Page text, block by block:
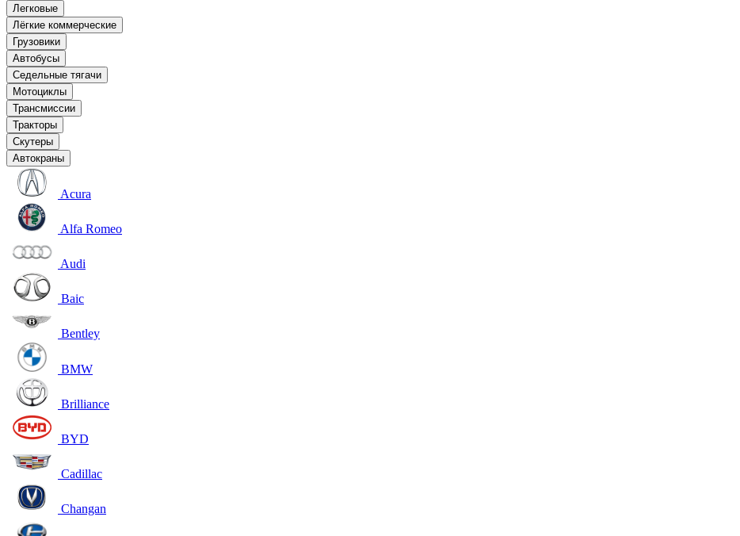
Легковые
Лёгкие коммерческие
Грузовики
Автобусы
Седельные тягачи
Мотоциклы
Трансмиссии
Тракторы
Скутеры
Автокраны
Acura
Alfa Romeo
Audi
Baic
Bentley
BMW
Brilliance
BYD
Cadillac
Changan